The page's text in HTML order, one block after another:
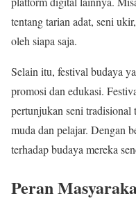
tentang tarian adat, seni
oleh siapa saja.
Selain itu, festival budaya
promosi dan edukasi.
pertunjukan seni
muda dan pelajar. Dengan
terhadap budaya mereka
Peran